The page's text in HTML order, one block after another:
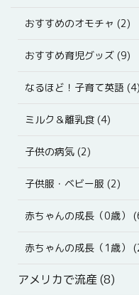
おすすめのオモチャ (2)
おすすめ育児グッズ (9)
なるほど！子育て英語 (4)
ミルク＆離乳食 (4)
子供の病気 (2)
子供服・ベビー服 (2)
赤ちゃんの成長（0歳）
赤ちゃんの成長（1歳）
アメリカで流産 (8)